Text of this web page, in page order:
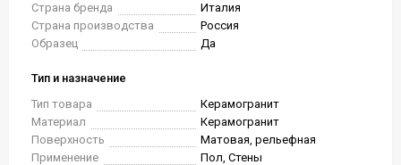
Страна бренда
Италия
Страна производства
Россия
Образец
Да
Тип и назначение
Тип товара
Керамогранит
Материал
Керамогранит
Поверхность
Матовая, рельефная
Применение
Пол, Стены